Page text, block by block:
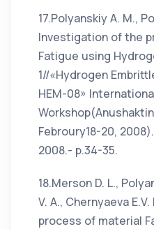
17.Polyanskiy A. M.,
Investigation of the
Fatigue using
1//«Hydrogen
HEM-08»
Febroury18-20,
2008.- p.34-35.
18.Merson D. L.,
V. A., Chernyaeva
process of material